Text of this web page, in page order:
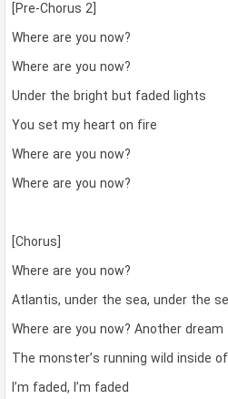
[Pre-Chorus 2]
Where are you now?
Where are you now?
Under the bright but faded lights
You set my heart on fire
Where are you now?
Where are you now?
[Chorus]
Where are you now?
Atlantis, under the sea, under the
Where are you now? Another dream
The monster’s running wild inside
I’m faded, I’m faded